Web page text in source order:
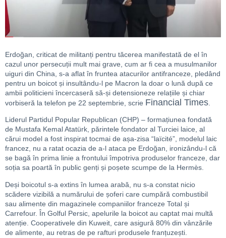
Erdoğan, criticat de militanți pentru tăcerea manifestată de el în
cazul unor persecuții mult mai grave, cum ar fi cea a musulmanilor
uiguri din China, s-a aflat în fruntea atacurilor antifranceze, pledând
pentru un boicot și insultându-l pe Macron la doar o lună după ce
ambii politicieni încercaseră să-și detensioneze relațiile și chiar
vorbiseră la telefon pe 22 septembrie, scrie Financial Times
Liderul Partidul Popular Republican (CHP) – formațiunea fondată
de Mustafa Kemal Atatürk, părintele fondator al Turciei laice, al
cărui model a fost inspirat tocmai de așa-zisa “laïcité”, modelul laic
francez, nu a ratat ocazia de a-l ataca pe Erdoğan, ironizându-l că
se bagă în prima linie a frontului împotriva produselor franceze, dar
soția sa poartă în public genți și poșete scumpe de la Hermès.
Deși boicotul s-a extins în lumea arabă, nu s-a constat nicio
scădere vizibilă a numărului de șoferi care cumpără combustibil
sau alimente din magazinele companiilor franceze Total și
Carrefour. În Golful Persic, apelurile la boicot au captat mai multă
atenție. Cooperativele din Kuweit, care asigură 80% din vânzările
de alimente, au retras de pe rafturi produsele franțuzești.